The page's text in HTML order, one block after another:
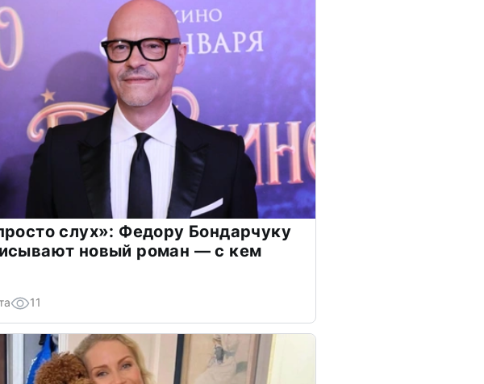
слух»: Федору Бондарчуку
новый роман — с кем
11